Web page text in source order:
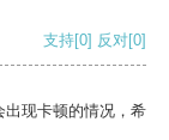
支持[0] 反对[0]
出现卡顿的情况，希